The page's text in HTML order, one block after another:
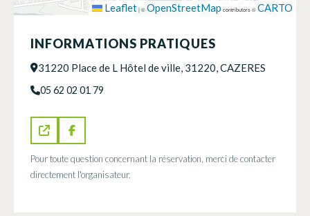
Leaflet|©OpenStreetMap contributors ©CARTO
INFORMATIONS PRATIQUES
31220 Place de L Hôtel de ville, 31220, CAZERES
05 62 02 01 79
Pour toute question concernant la réservation, merci de contacter
directement l'organisateur.